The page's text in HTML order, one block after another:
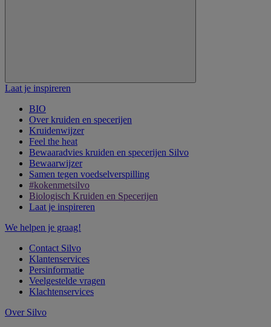
Laat je inspireren
BIO
Over kruiden en specerijen
Kruidenwijzer
Feel the heat
Bewaaradvies kruiden en specerijen Silvo
Bewaarwijzer
Samen tegen voedselverspilling
#kokenmetsilvo
Biologisch Kruiden en Specerijen
Laat je inspireren
We helpen je graag!
Contact Silvo
Klantenservices
Persinformatie
Veelgestelde vragen
Klachtenservices
Over Silvo